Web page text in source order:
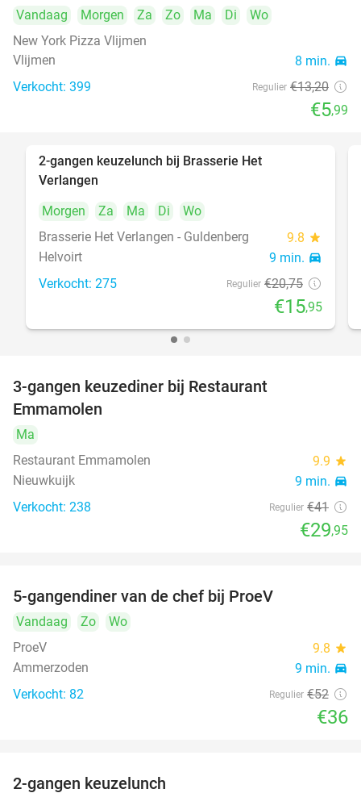
Vandaag Morgen Za Zo Ma Di
Wo
New York Pizza Vlijmen
Vlijmen
8 min. directions_car
Verkocht: 399 Regulier €13,20
€5,99
2-gangen keuzelunch bij Brasserie Het
Verlangen
Morgen
Za Ma Di
Wo
Brasserie Het Verlangen - Guldenberg
9.8 star
Helvoirt 9 min. directions_car
Verkocht: 275 Regulier €20,75
€15,95
3-gangen keuzediner bij Restaurant
Emmamolen
Ma
Restaurant Emmamolen
9.9 star
Nieuwkuijk 9 min. directions_car
Verkocht: 238 Regulier €41
€29,95
5-gangendiner van de chef bij ProeV
Vandaag Zo
Wo
ProeV
9.8 star
Ammerzoden 9 min. directions_car
Verkocht: 82 Regulier €52
€36
2-gangen keuzelunch